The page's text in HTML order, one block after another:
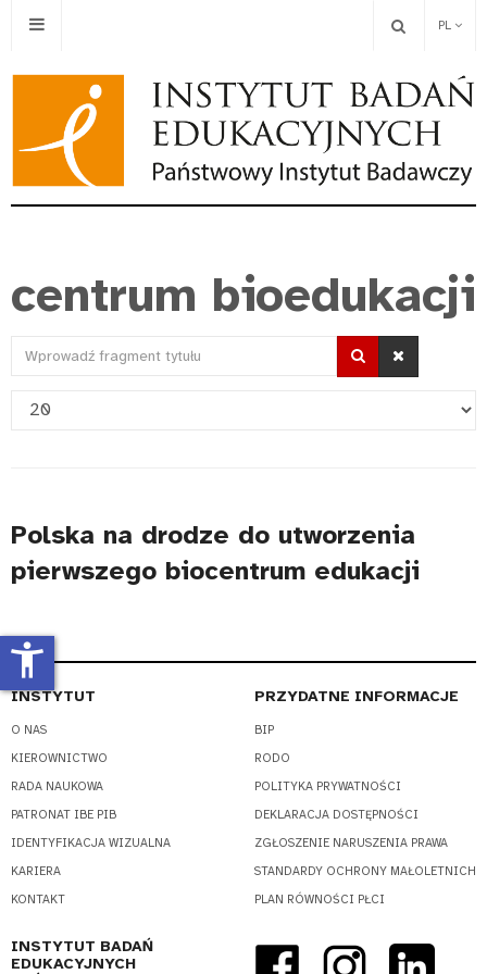
PL
centrum bioedukacji
Wprowadź
tytułu
Pokaż
Polska na drodze do utworzenia
pierwszego biocentrum edukacji
INSTYTUT
O NAS
KIEROWNICTWO
RADA NAUKOWA
PATRONAT IBE PIB
IDENTYFIKACJA WIZUALNA
KARIERA
KONTAKT
PRZYDATNE INFORMACJE
BIP
RODO
POLITYKA PRYWATNOŚCI
DEKLARACJA DOSTĘPNOŚCI
ZGŁOSZENIE NARUSZENIA PRAWA
STANDARDY OCHRONY MAŁOLETNICH
PLAN RÓWNOŚCI PŁCI
INSTYTUT BADAŃ
EDUKACYJNYCH
accessibility_new